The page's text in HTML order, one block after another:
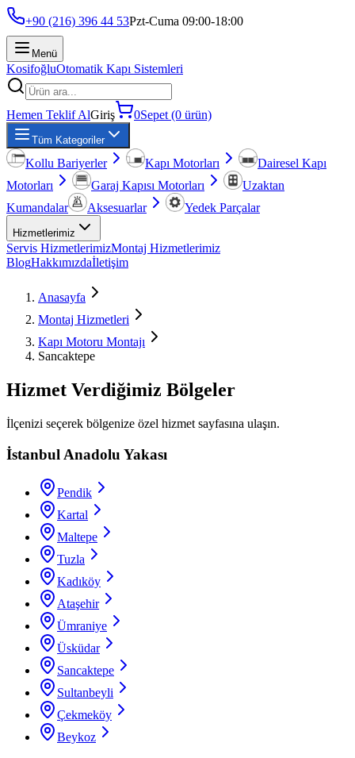
+90 (216) 396 44 53Pzt-Cuma 09:00-18:00
Menü
KosifoğluOtomatik Kapı Sistemleri
Hemen Teklif AlGiriş 0Sepet (0 ürün)
Tüm Kategoriler
Kollu Bariyerler Kapı Motorları
Dairesel Kapı
Motorları
Garaj Kapısı Motorları
Uzaktan
Kumandalar
Aksesuarlar Yedek Parçalar
Hizmetlerimiz
Servis HizmetlerimizMontaj Hizmetlerimiz
BlogHakkımızdaİletişim
Anasayfa
Montaj Hizmetleri
Kapı Motoru Montajı
Sancaktepe
Hizmet Verdiğimiz Bölgeler
İlçenizi seçerek bölgenize özel hizmet sayfasına ulaşın.
İstanbul Anadolu Yakası
Pendik
Kartal
Maltepe
Tuzla
Kadıköy
Ataşehir
Ümraniye
Üsküdar
Sancaktepe
Sultanbeyli
Çekmeköy
Beykoz